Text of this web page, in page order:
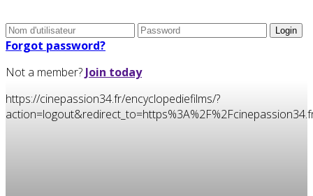
Forgot password?
Not a member? Join today
https://cinepassion34.fr/encyclopediefilms/?